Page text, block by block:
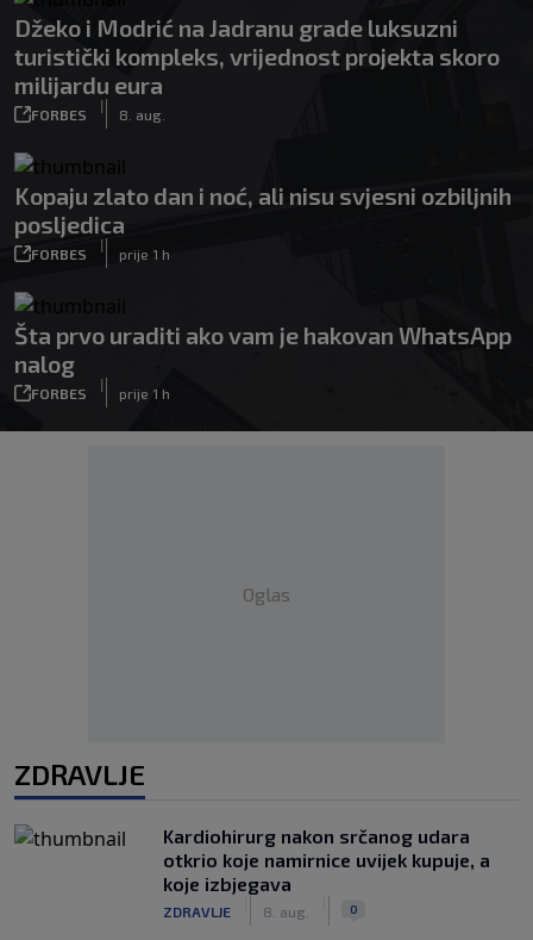
Džeko i Modrić na Jadranu grade luksuzni
turistički kompleks, vrijednost projekta skoro
milijardu eura
FORBES
|
8. aug.
Kopaju zlato dan i noć, ali nisu svjesni ozbiljnih
posljedica
FORBES
|
prije 1 h
Šta prvo uraditi ako vam je hakovan WhatsApp
nalog
FORBES
|
prije 1 h
Oglas
ZDRAVLJE
Kardiohirurg nakon srčanog udara
otkrio koje namirnice uvijek kupuje, a
koje izbjegava
ZDRAVLJE 8. aug. 0